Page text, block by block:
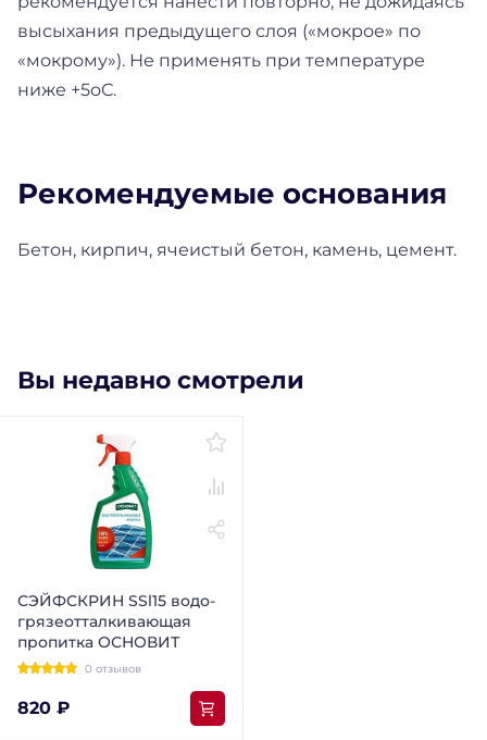
высыхания предыдущего слоя («мокрое» по
«мокрому»). Не применять при температуре
ниже +5оС.
Рекомендуемые основания
Бетон, кирпич, ячеистый бетон, камень, цемент.
Вы недавно смотрели
СЭЙФСКРИН SSl15 водо-
грязеотталкивающая
пропитка ОСНОВИТ
0 отзывов
820 ₽